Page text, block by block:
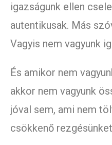
igazságunk ellen
autentikusak. Más
Vagyis nem vagyunk
És amikor nem
akkor nem vagyunk
jóval sem, ami nem
csökkenő